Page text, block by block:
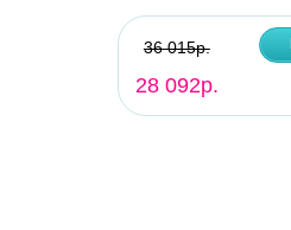
36 015р.
28 092р.